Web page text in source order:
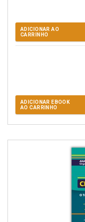
ADICIONAR AO
CARRINHO
ADICIONAR EBOOK
AO CARRINHO